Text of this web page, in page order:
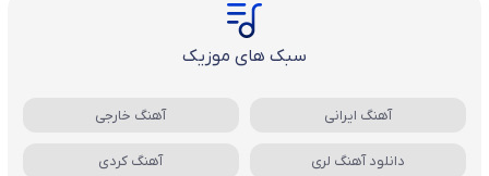
سبک های موزیک
آهنگ ایرانی آهنگ خارجی
دانلود آهنگ لری آهنگ کردی